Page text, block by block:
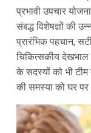
प्रभावी उपचार
संबद्ध विशेषज्ञों की
प्रारंभिक पहचान,
चिकित्सकीय देखभाल
के सदस्यों को भी टीम
की समस्या को घर